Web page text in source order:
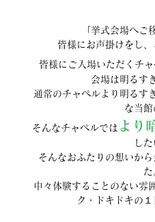
「挙式会場へご
皆様にお声掛けをし、
皆様にご入場いただくチ
会場は明るす
通常のチャペルより明るす
な当館
そんなチャペルでは より
した
そんなおふたりの想いか
た
中々体験することのない雰
ク・ドキドキの１